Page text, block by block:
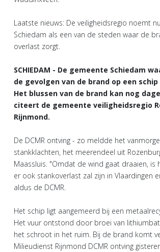
Laatste nieuws: De veiligheidsregio noemt
Schiedam als een van de steden waar de
overlast zorgt.
SCHIEDAM - De gemeente Schiedam
de gevolgen van de brand op een
Het blussen van de brand kan nog
citeert de gemeente veiligheidsregio
Rijnmond.
De DCMR ontving - zo meldde het
stankklachten, het meerendeel uit
Maassluis. "Omdat de wind gaat draaien, is
er ook stankoverlast zal zijn in Vlaardingen
aldus de DCMR.
Het schip ligt aangemeerd bij een
Het vuur ontstond door broei van
het schroot in het ruim. Bij de brand komt
Milieudienst Rijnmond DCMR ontving